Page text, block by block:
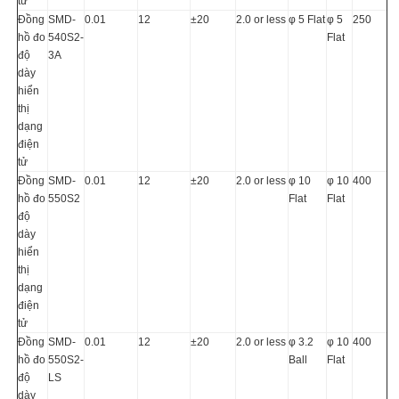
Đồng
hồ đo
độ
dày
hiển
thị
dạng
điện
tử
SMD-
540S2-
3A
0.01 12 ±20 2.0 or less φ 5 Flatφ 5
Flat
250
Đồng
hồ đo
độ
dày
hiển
thị
dạng
điện
tử
SMD-
550S2
0.01 12 ±20 2.0 or less φ 10
Flat
φ 10
Flat
400
Đồng
hồ đo
độ
dày
SMD-
550S2-
LS
0.01 12 ±20 2.0 or less φ 3.2
Ball
φ 10
Flat
400